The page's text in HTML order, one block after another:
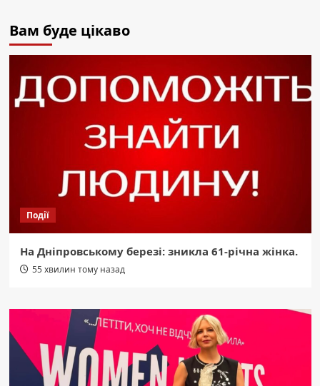
Вам буде цікаво
Події
На Дніпровському березі: зникла 61-річна жінка.
55 хвилин тому назад